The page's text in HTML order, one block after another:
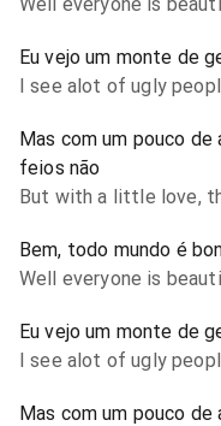
Eu vejo um monte de
I see alot of ugly
Mas com um pouco
feios não
But with a little love,
Bem, todo mundo é
Well everyone is
Eu vejo um monte de
I see alot of ugly
Mas com um pouco